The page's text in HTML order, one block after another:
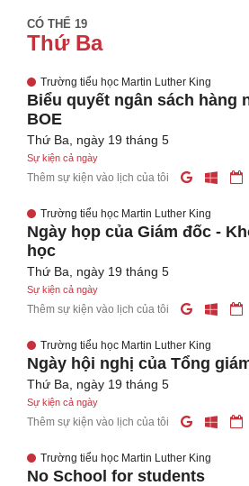
CÓ THỂ 19
Thứ Ba
Trường tiểu học Martin Luther King
Biểu quyết ngân sách hàng
BOE
Thứ Ba, ngày 19 tháng 5
Sự kiện cả ngày
Thêm sự kiện vào lịch của tôi
Trường tiểu học Martin Luther King
Ngày họp của Giám đốc -
học
Thứ Ba, ngày 19 tháng 5
Sự kiện cả ngày
Thêm sự kiện vào lịch của tôi
Trường tiểu học Martin Luther King
Ngày hội nghị của Tổng
Thứ Ba, ngày 19 tháng 5
Sự kiện cả ngày
Thêm sự kiện vào lịch của tôi
Trường tiểu học Martin Luther King
No School for students